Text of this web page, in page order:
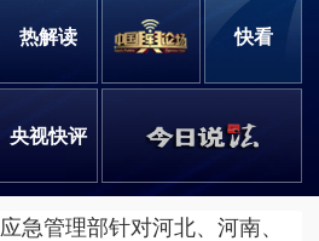
热解读 快看
央视快评
应急管理部针对河北、河南、